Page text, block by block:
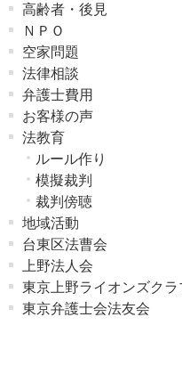
高齢者・後見
ＮＰＯ
空家問題
法律相談
弁護士費用
お客様の声
法教育
ルール作り
模擬裁判
裁判傍聴
地域活動
台東区法曹会
上野法人会
東京上野ライオンズクラ
東京弁護士会法友会